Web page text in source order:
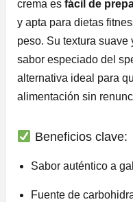
crema es fácil de
y apta para dietas
peso. Su textura suave
sabor especiado del
alternativa ideal para
alimentación sin
Beneficios clave:
Sabor auténtico a
Fuente de